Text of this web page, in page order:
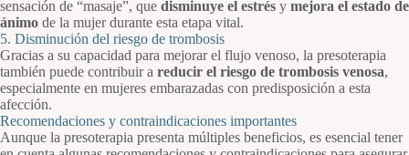
sensación de “masaje”, que disminuye el estrés y mejora el estado de
ánimo de la mujer durante esta etapa vital.
5. Disminución del riesgo de trombosis
Gracias a su capacidad para mejorar el flujo venoso, la presoterapia
también puede contribuir a reducir el riesgo de trombosis venosa,
especialmente en mujeres embarazadas con predisposición a esta
afección.
Recomendaciones y contraindicaciones importantes
Aunque la presoterapia presenta múltiples beneficios, es esencial tener